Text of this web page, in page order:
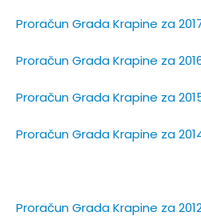
Proračun Grada Krapine za
Proračun Grada Krapine za
Proračun Grada Krapine za
Proračun Grada Krapine za
Proračun Grada Krapine za